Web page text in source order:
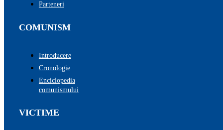
Parteneri
COMUNISM
Introducere
Cronologie
Enciclopedia
comunismului
VICTIME